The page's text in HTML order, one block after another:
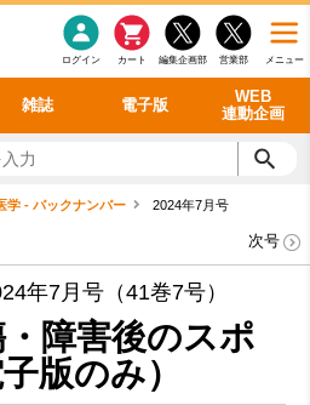
メニュー
営業部
編集企画部
カート
ログイン
雑誌 電子版
WEB
連動企画
看護・介護
シリーズ一覧
最新号 バックナンバー
析」WEB動画
」 WEB動画
学 - バックナンバー 2024年7月号
次号
年7月号（41巻7号）
障害後のスポ
版のみ）